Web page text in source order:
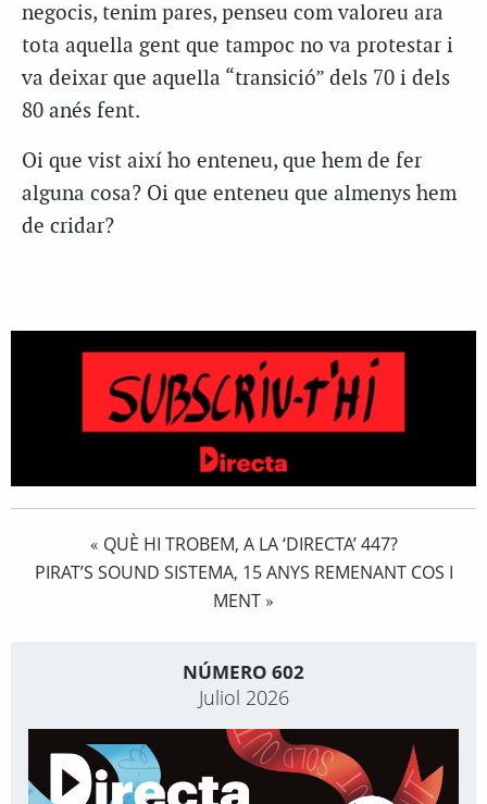
negocis, tenim pares, penseu com valoreu ara
tota aquella gent que tampoc no va protestar i
va deixar que aquella “transició” dels 70 i dels
80 anés fent.
Oi que vist així ho enteneu, que hem de fer
alguna cosa? Oi que enteneu que almenys hem
de cridar?
« QUÈ HI TROBEM, A LA ‘DIRECTA’ 447?
PIRAT’S SOUND SISTEMA, 15 ANYS REMENANT COS I
MENT »
NÚMERO 602
Juliol 2026